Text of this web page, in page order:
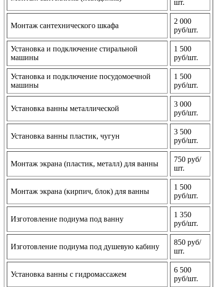
шт.
Монтаж сантехнического шкафа
2 000
руб/шт.
Установка и подключение стиральной
машины
1 500
руб/шт.
Установка и подключение посудомоечной
машины
1 500
руб/шт.
Установка ванны металлической
3 000
руб/шт.
Установка ванны пластик, чугун
3 500
руб/шт.
Монтаж экрана (пластик, металл) для ванны
750 руб/
шт.
Монтаж экрана (кирпич, блок) для ванны
1 500
руб/шт.
Изготовление подиума под ванну
1 350
руб/шт.
Изготовление подиума под душевую кабину
850 руб/
шт.
Установка ванны с гидромассажем
6 500
руб/шт.